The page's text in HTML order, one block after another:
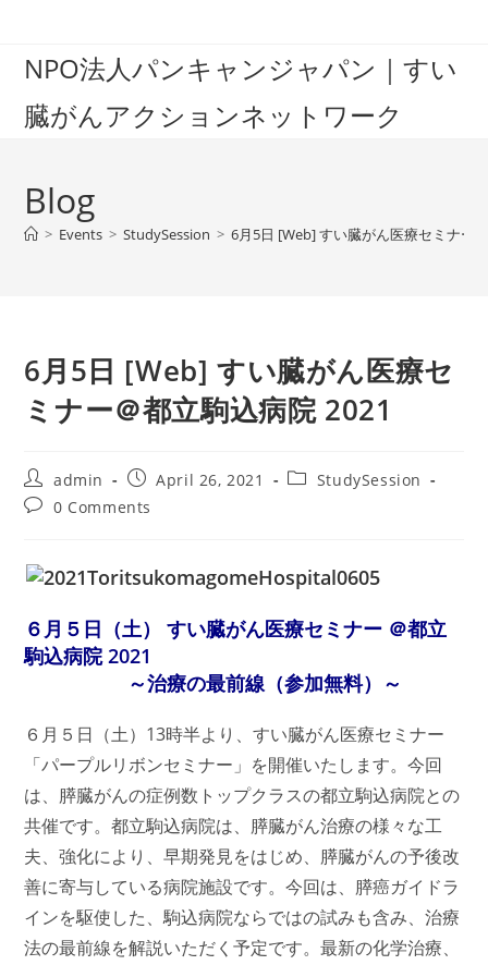
contentNPO法人パンキャンジャパン｜すい
臓がんアクションネットワーク
Blog
> Events > StudySession > 6月5日 [Web] すい臓がん医療セミナー
6月5日 [Web] すい臓がん医療セ
ミナー＠都立駒込病院 2021
Post
author:
admin
Post
published:
April 26, 2021
PostStudySession
Post0 Comments
６月５日（土） すい臓がん医療セミナー ＠都立
駒込病院 2021
～治療の最前線（参加無料）～
６月５日（土）13時半より、すい臓がん医療セミナー
「パープルリボンセミナー」を開催いたします。今回
は、膵臓がんの症例数トップクラスの都立駒込病院との
共催です。都立駒込病院は、膵臓がん治療の様々な工
夫、強化により、早期発見をはじめ、膵臓がんの予後改
善に寄与している病院施設です。今回は、膵癌ガイドラ
インを駆使した、駒込病院ならではの試みも含み、治療
法の最前線を解説いただく予定です。最新の化学治療、